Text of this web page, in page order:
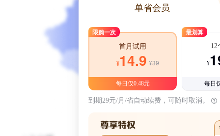
单省会员
限购一次
首月试用
¥14.9 ¥39
每日仅0.48元
最划算
12
¥
每日
到期29元/月/省自动续费，可随时取消。